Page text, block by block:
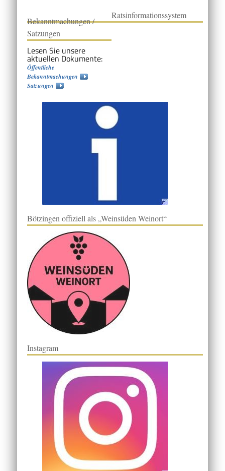
Bekanntmachungen /
Satzungen
Lesen Sie unsere
aktuellen Dokumente:
Öffentliche
Bekanntmachungen
Satzungen
Ratsinformationssystem
Bötzingen offiziell als „Weinsüden Weinort“
Instagram